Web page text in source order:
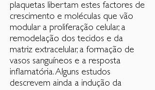
plaquetas libertam estes factores de
crescimento e moléculas que vão
modular a proliferação celular, a
remodelação dos tecidos e da
matriz extracelular, a formação de
vasos sanguíneos e a resposta
inflamatória. Alguns estudos
descrevem ainda a indução da